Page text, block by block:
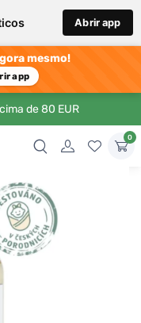
Abrir app
mesmo!
app
de 80 EUR
0